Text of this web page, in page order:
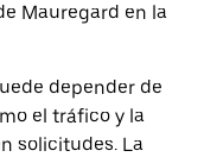
Mauregard en la
depender de
el tráfico y la
solicitudes. La